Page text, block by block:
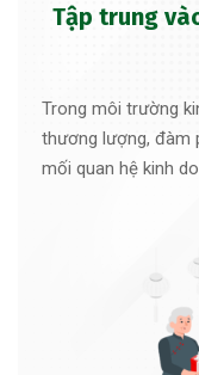
Tập trung
Trong môi trường
thương lượng, đàm
mối quan hệ kinh